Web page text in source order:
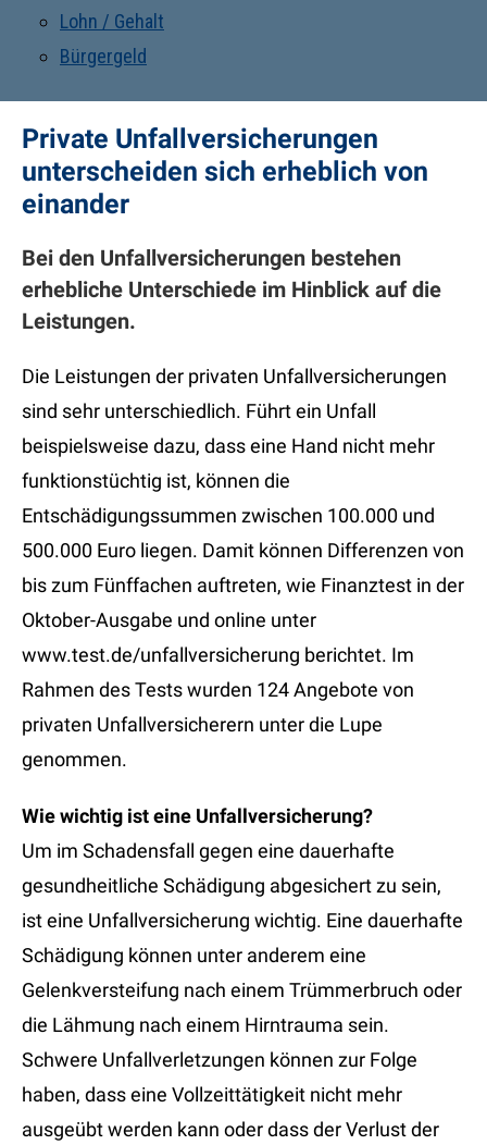
Lohn / Gehalt
Bürgergeld
Private Unfallversicherungen
unterscheiden sich erheblich von
einander
Bei den Unfallversicherungen bestehen
erhebliche Unterschiede im Hinblick auf die
Leistungen.
Die Leistungen der privaten Unfallversicherungen
sind sehr unterschiedlich. Führt ein Unfall
beispielsweise dazu, dass eine Hand nicht mehr
funktionstüchtig ist, können die
Entschädigungssummen zwischen 100.000 und
500.000 Euro liegen. Damit können Differenzen von
bis zum Fünffachen auftreten, wie Finanztest in der
Oktober-Ausgabe und online unter
www.test.de/unfallversicherung berichtet. Im
Rahmen des Tests wurden 124 Angebote von
privaten Unfallversicherern unter die Lupe
genommen.
Wie wichtig ist eine Unfallversicherung?
Um im Schadensfall gegen eine dauerhafte
gesundheitliche Schädigung abgesichert zu sein,
ist eine Unfallversicherung wichtig. Eine dauerhafte
Schädigung können unter anderem eine
Gelenkversteifung nach einem Trümmerbruch oder
die Lähmung nach einem Hirntrauma sein.
Schwere Unfallverletzungen können zur Folge
haben, dass eine Vollzeittätigkeit nicht mehr
ausgeübt werden kann oder dass der Verlust der